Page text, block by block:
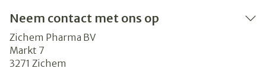
Neem contact met ons op
Zichem Pharma BV
Markt 7
3271 Zichem